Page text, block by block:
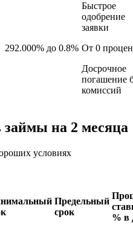
292.000% до 0.8%
Быстрое
одобрение
заявки
От 0
Досрочное
погашение
комиссий
на 2 месяца
условиях
Предельный
срок
% в